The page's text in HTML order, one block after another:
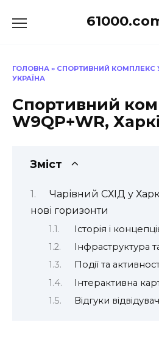
до
ГОЛОВНА » СПОРТИВНИЙ КОМПЛЕКС У
УКРАЇНА
Спортивний
W9QP+WR,
Зміст
Чарівний СХІД у
нові горизонти
Історія і
Інфраструктура
Події та
Інтерактивна
Відгуки